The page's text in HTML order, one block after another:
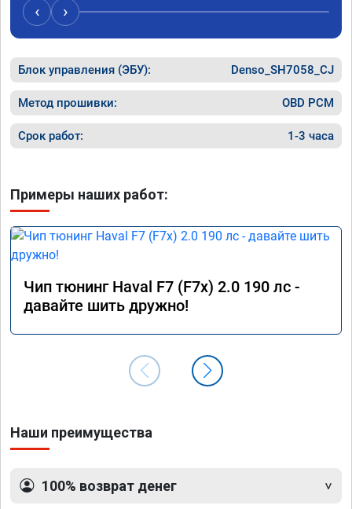
‹ ›
Блок управления (ЭБУ): Denso_SH7058_CJ
Метод прошивки: OBD PCM
Срок работ: 1-3 часа
Примеры наших работ:
Чип тюнинг Haval F7 (F7x) 2.0 190 лс -
давайте шить дружно!
Наши преимущества
100% возврат денег